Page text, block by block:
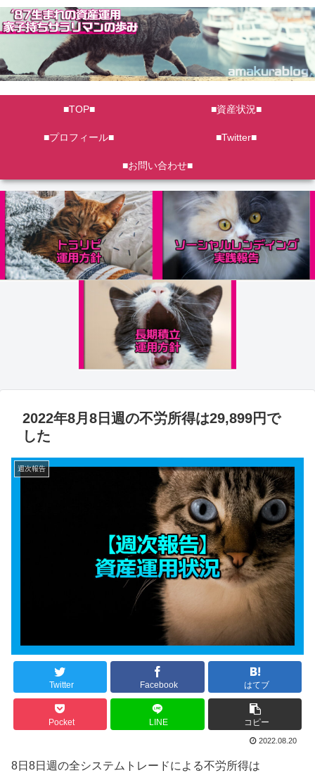
■TOP■ ■資産状況■
■プロフィール■ ■Twitter■
■お問い合わせ■
2022年8月8日週の不労所得は29,899円で
した
週次報告
Twitter Facebook はてブ
Pocket LINE コピー
2022.08.20
8日8日週の全システムトレードによる不労所得は